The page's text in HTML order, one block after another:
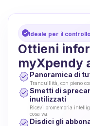
Ideale per il
Ottieni
myXpendy
Panoramica di
Tranquillità, con pieno
Smetti di
inutilizzati
Ricevi promemoria
cosa va.
Disdici gli